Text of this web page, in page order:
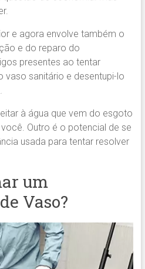
e agora envolve também o
e do reparo do
presentes ao tentar
vaso sanitário e desentupi-lo
à água que vem do esgoto
Outro é o potencial de se
usada para tentar resolver
um
Vaso?